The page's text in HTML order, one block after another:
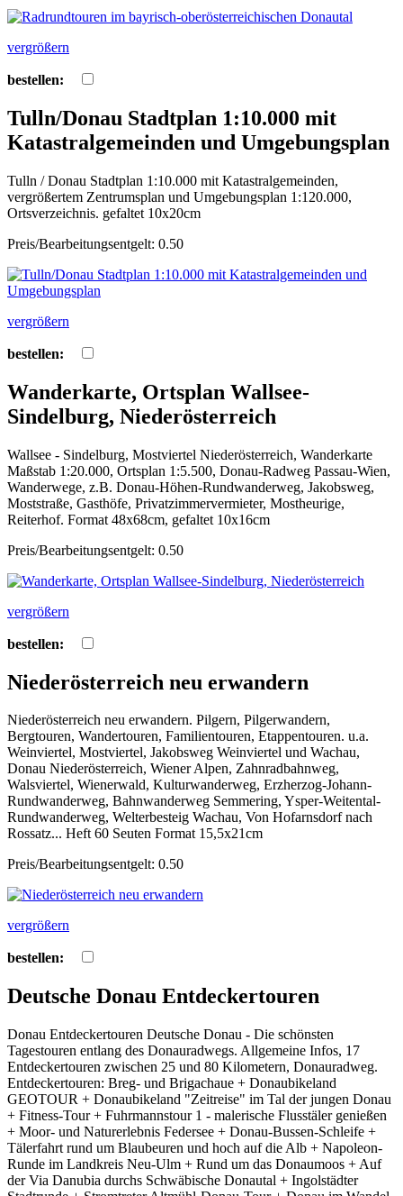
vergrößern
bestellen:
Tulln/Donau Stadtplan 1:10.000 mit
Katastralgemeinden und Umgebungsplan
Tulln / Donau Stadtplan 1:10.000 mit Katastralgemeinden,
vergrößertem Zentrumsplan und Umgebungsplan 1:120.000,
Ortsverzeichnis. gefaltet 10x20cm
Preis/Bearbeitungsentgelt: 0.50
vergrößern
bestellen:
Wanderkarte, Ortsplan Wallsee-
Sindelburg, Niederösterreich
Wallsee - Sindelburg, Mostviertel Niederösterreich, Wanderkarte
Maßstab 1:20.000, Ortsplan 1:5.500, Donau-Radweg Passau-Wien,
Wanderwege, z.B. Donau-Höhen-Rundwanderweg, Jakobsweg,
Moststraße, Gasthöfe, Privatzimmervermieter, Mostheurige,
Reiterhof. Format 48x68cm, gefaltet 10x16cm
Preis/Bearbeitungsentgelt: 0.50
vergrößern
bestellen:
Niederösterreich neu erwandern
Niederösterreich neu erwandern. Pilgern, Pilgerwandern,
Bergtouren, Wandertouren, Familientouren, Etappentouren. u.a.
Weinviertel, Mostviertel, Jakobsweg Weinviertel und Wachau,
Donau Niederösterreich, Wiener Alpen, Zahnradbahnweg,
Walsviertel, Wienerwald, Kulturwanderweg, Erzherzog-Johann-
Rundwanderweg, Bahnwanderweg Semmering, Ysper-Weitental-
Rundwanderweg, Welterbesteig Wachau, Von Hofarnsdorf nach
Rossatz... Heft 60 Seuten Format 15,5x21cm
Preis/Bearbeitungsentgelt: 0.50
vergrößern
bestellen:
Deutsche Donau Entdeckertouren
Donau Entdeckertouren Deutsche Donau - Die schönsten
Tagestouren entlang des Donauradwegs. Allgemeine Infos, 17
Entdeckertouren zwischen 25 und 80 Kilometern, Donauradweg.
Entdeckertouren: Breg- und Brigachaue + Donaubikeland
GEOTOUR + Donaubikeland "Zeitreise" im Tal der jungen Donau
+ Fitness-Tour + Fuhrmannstour 1 - malerische Flusstäler genießen
+ Moor- und Naturerlebnis Federsee + Donau-Bussen-Schleife +
Tälerfahrt rund um Blaubeuren und hoch auf die Alb + Napoleon-
Runde im Landkreis Neu-Ulm + Rund um das Donaumoos + Auf
der Via Danubia durchs Schwäbische Donautal + Ingolstädter